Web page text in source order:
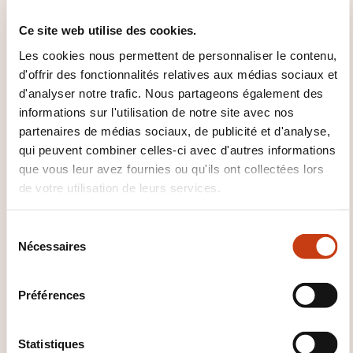
Ce site web utilise des cookies.
Les cookies nous permettent de personnaliser le contenu,
d'offrir des fonctionnalités relatives aux médias sociaux et
d'analyser notre trafic. Nous partageons également des
informations sur l'utilisation de notre site avec nos
partenaires de médias sociaux, de publicité et d'analyse,
qui peuvent combiner celles-ci avec d'autres informations
que vous leur avez fournies ou qu'ils ont collectées lors
de votre utilisation de leurs services.
Nécessaires
Préférences
Statistiques
Approvisionnement
Audit gestion industrielle
Conduite projet industriel
Contrôle gestion
production
Cotation fonctionnelle
Dessin
industriel
Fabrication additive
Gestion
maintenance
Gestion production
Gestion
stock
Juste à temps
Lecture plan
Maintenance corrective
Maintenance
industrielle
Maintenance préventive
Maintenance totale
Ordonnancement
Organisation travail
Productique